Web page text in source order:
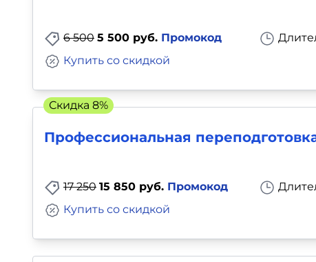
6 500 5 500 руб. Промокод
Купить со скидкой
Профессиональная
17 250 15 850 руб. Промокод
Купить со скидкой
Скидка 8%